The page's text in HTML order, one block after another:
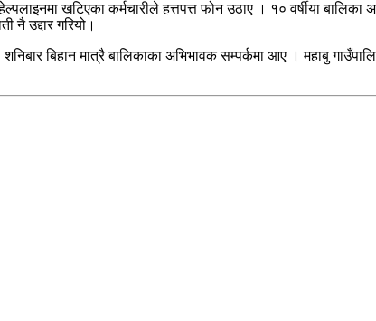
खटिएका कर्मचारीले हत्तपत्त फोन उठाए । १० वर्षीया
नै उद्दार गरियो।
बिहान मात्रै बालिकाका अभिभावक सम्पर्कमा आए । महाबु